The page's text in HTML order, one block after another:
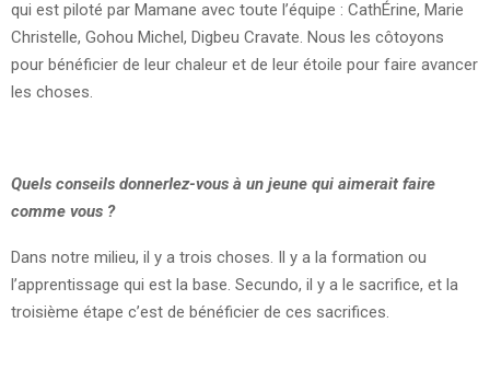
qui est piloté par Mamane avec toute l’équipe : CathÉrine, Marie
Christelle, Gohou Michel, Digbeu Cravate. Nous les côtoyons
pour bénéficier de leur chaleur et de leur étoile pour faire avancer
les choses.
Quels conseils donnerIez-vous à un jeune qui aimerait faire
comme vous ?
Dans notre milieu, il y a trois choses. Il y a la formation ou
l’apprentissage qui est la base. Secundo, il y a le sacrifice, et la
troisième étape c’est de bénéficier de ces sacrifices.